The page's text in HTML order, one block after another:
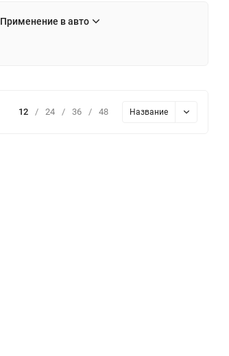
Применение в авто
12 / 24 / 36 / 48 Название